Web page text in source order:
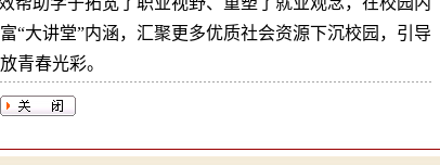
“大讲堂”内涵，汇聚更多优质社会资源下沉校园，引导
青春光彩。